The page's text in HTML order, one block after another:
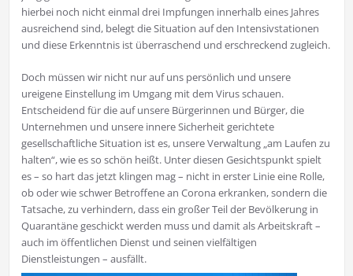
hierbei noch nicht einmal drei Impfungen innerhalb eines Jahres
ausreichend sind, belegt die Situation auf den Intensivstationen
und diese Erkenntnis ist überraschend und erschreckend zugleich.
Doch müssen wir nicht nur auf uns persönlich und unsere
ureigene Einstellung im Umgang mit dem Virus schauen.
Entscheidend für die auf unsere Bürgerinnen und Bürger, die
Unternehmen und unsere innere Sicherheit gerichtete
gesellschaftliche Situation ist es, unsere Verwaltung „am Laufen zu
halten“, wie es so schön heißt. Unter diesen Gesichtspunkt spielt
es – so hart das jetzt klingen mag – nicht in erster Linie eine Rolle,
ob oder wie schwer Betroffene an Corona erkranken, sondern die
Tatsache, zu verhindern, dass ein großer Teil der Bevölkerung in
Quarantäne geschickt werden muss und damit als Arbeitskraft –
auch im öffentlichen Dienst und seinen vielfältigen
Dienstleistungen – ausfällt.